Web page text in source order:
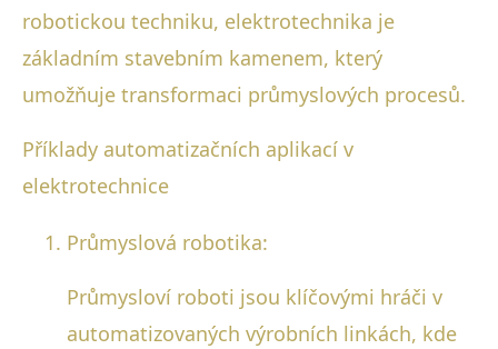
robotickou techniku, elektrotechnika je
základním stavebním kamenem, který
umožňuje transformaci průmyslových procesů.
Příklady automatizačních aplikací v
elektrotechnice
Průmyslová robotika:
Průmysloví roboti jsou klíčovými hráči v
automatizovaných výrobních linkách, kde